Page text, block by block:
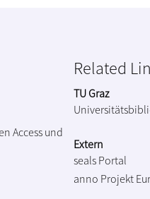
Access und
Related
TU Graz
Extern
seals Portal
anno Projekt